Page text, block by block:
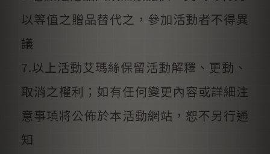
以等值之贈品替代之，參加活動者不得異
議
7.以上活動艾瑪絲保留活動解釋、更動、
取消之權利；如有任何變更內容或詳細注
意事項將公佈於本活動網站，恕不另行通
知